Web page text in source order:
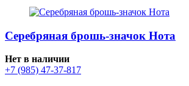
Серебряная брошь-значок Нота
Нет в наличии
+7 (985) 47-37-817